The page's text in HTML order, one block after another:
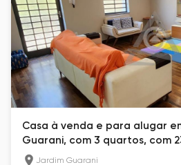
Casa à venda e para alugar
Guarani, com 3 quartos, com
Jardim Guarani